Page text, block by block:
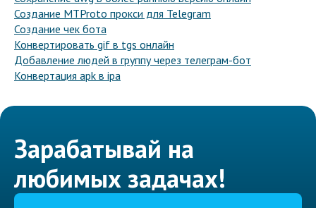
Создание MTProto прокси для Telegram
Создание чек бота
Конвертировать gif в tgs онлайн
Добавление людей в группу через телеграм-бот
Конвертация apk в ipa
Зарабатывай на
любимых задачах!